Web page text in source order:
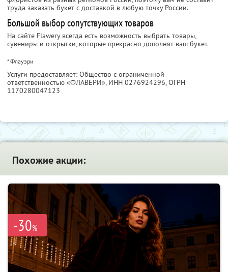
труда заказать букет с доставкой в любую точку России.
Большой выбор сопутствующих товаров
На сайте Flawery всегда есть возможность выбрать товары,
сувениры и открытки, которые прекрасно дополнят ваш букет.
* Флауэри
Услуги предоставляет: Общество с ограниченной
ответственностью «ФЛАВЕРИ», ИНН 0276924296, ОГРН
1170280047123
Похожие акции:
-30%